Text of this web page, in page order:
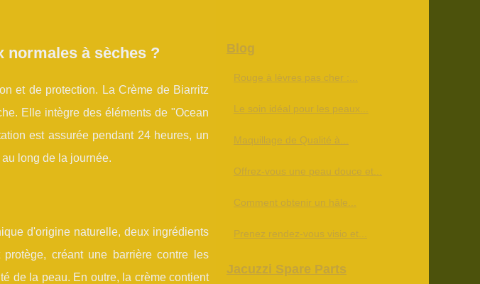
normales à sèches ?
et de protection. La Crème de Biarritz
Elle intègre des éléments de "Ocean
est assurée pendant 24 heures, un
long de la journée.
d'origine naturelle, deux ingrédients
créant une barrière contre les
de la peau. En outre, la crème contient
Blog
Rouge à lèvres pas cher :...
Le soin idéal pour les peaux...
Maquillage de Qualité à...
Offrez-vous une peau douce et...
Comment obtenir un hâle...
Prenez rendez-vous visio et...
Jacuzzi Spare Parts